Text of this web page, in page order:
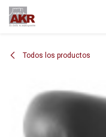
Ir al contenido
Todos los productos